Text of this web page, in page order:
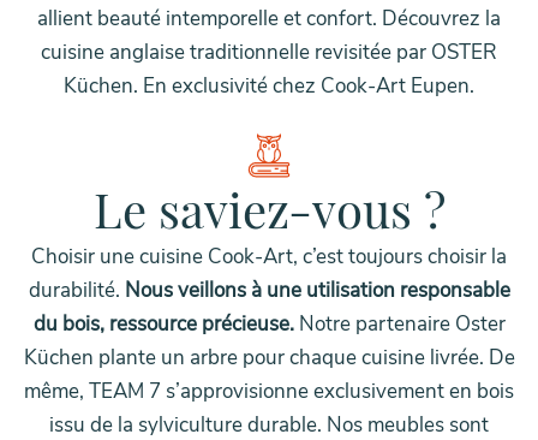
allient beauté intemporelle et confort. Découvrez la
cuisine anglaise traditionnelle revisitée par OSTER
Küchen. En exclusivité chez Cook-Art Eupen.
Le saviez-vous ?
Choisir une cuisine Cook-Art, c’est toujours choisir la
durabilité. Nous veillons à une utilisation responsable
du bois, ressource précieuse.Notre partenaire Oster
Küchen plante un arbre pour chaque cuisine livrée. De
même, TEAM 7 s’approvisionne exclusivement en bois
issu de la sylviculture durable. Nos meubles sont